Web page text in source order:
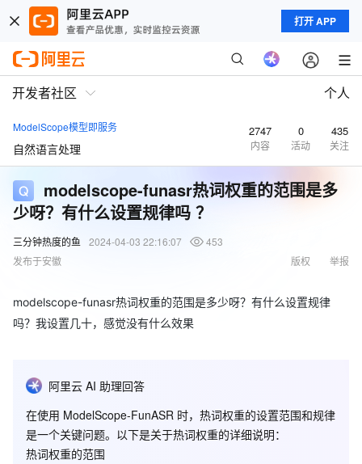
打开 APP
开发者社区 个人
ModelScope模型即服务
自然语言处理
2747
内容
0
活动
435
关注
modelscope-funasr热词权重的范围是多
少呀？有什么设置规律吗 ？
三分钟热度的鱼 2024-04-03 22:16:07
453
发布于安徽
举报
版权
modelscope-funasr热词权重的范围是多少呀？有什么设置规律
吗？我设置几十，感觉没有什么效果
阿里云 AI 助理回答
在使用 ModelScope-FunASR 时，热词权重的设置范围和规律
是一个关键问题。以下是关于热词权重的详细说明：
热词权重的范围